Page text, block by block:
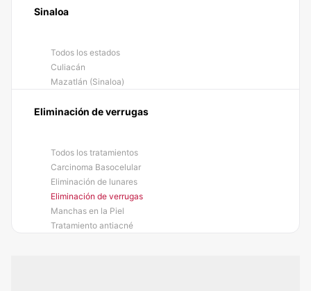
Sinaloa
Todos los estados
Culiacán
Mazatlán (Sinaloa)
Eliminación de verrugas
Todos los tratamientos
Carcinoma Basocelular
Eliminación de lunares
Eliminación de verrugas
Manchas en la Piel
Tratamiento antiacné